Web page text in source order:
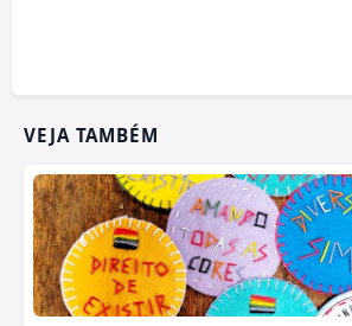
VEJA TAMBÉM